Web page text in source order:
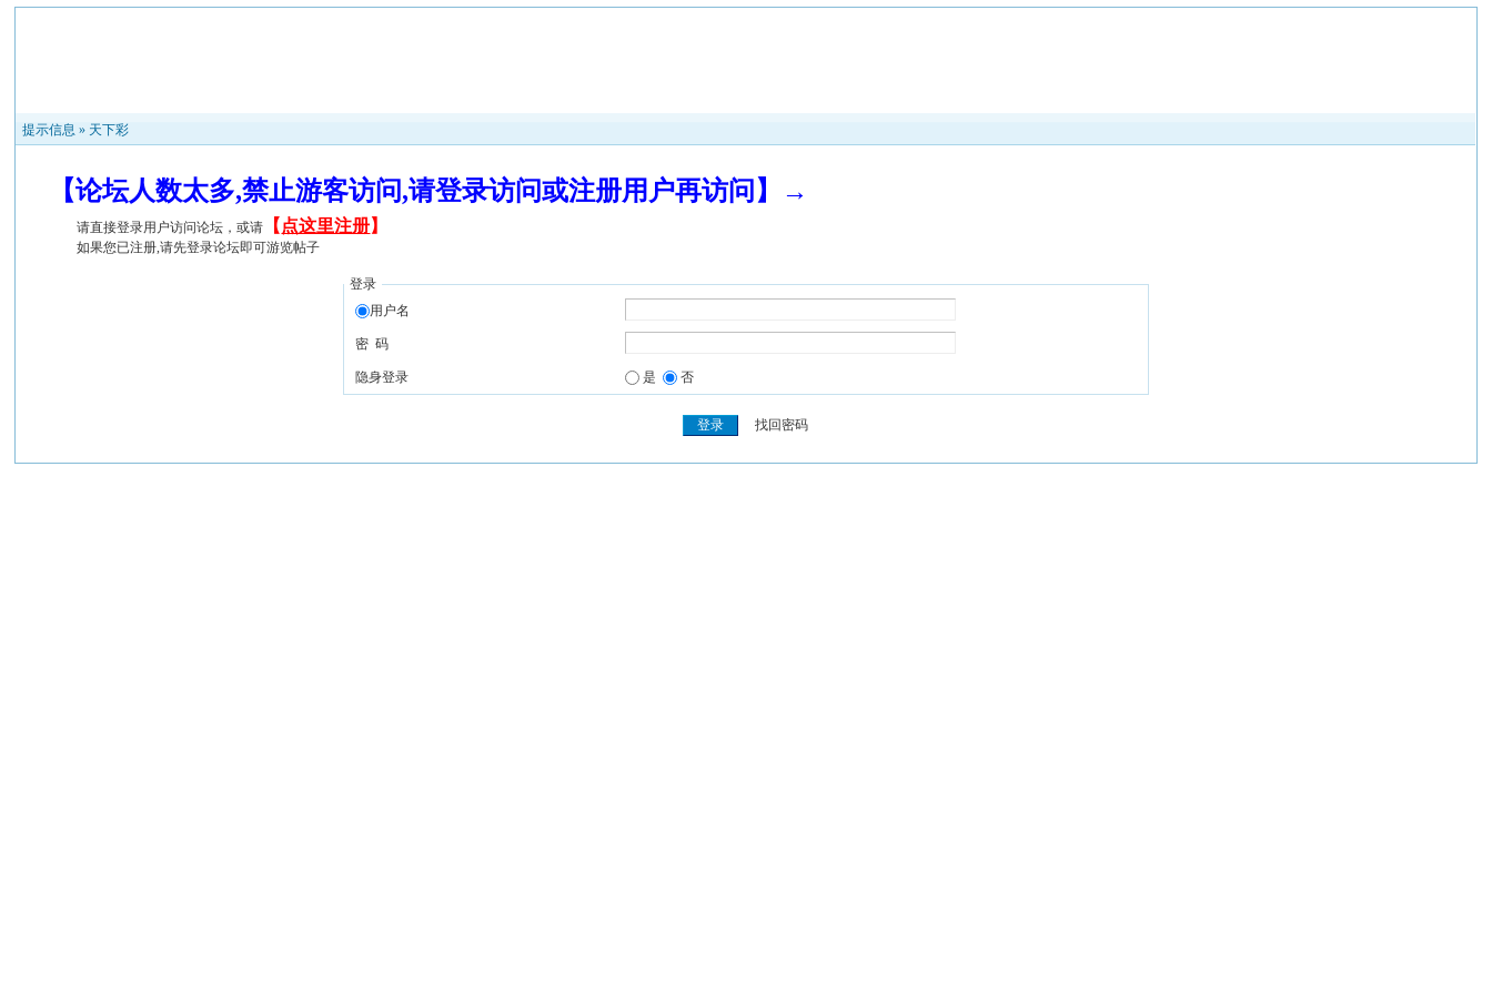
提示信息 » 天下彩
【论坛人数太多,禁止游客访问,请登录访问或注册用户再访问】→
请直接登录用户访问论坛，或请 【 点这里注册】
如果您已注册,请先登录论坛即可游览帖子
登录
用户名
密 码
隐身登录 是 否
找回密码